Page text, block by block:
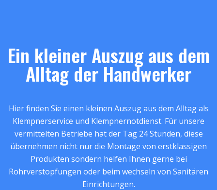
Ein kleiner Auszug aus dem
Alltag der Handwerker
Hier finden Sie einen kleinen Auszug aus dem Alltag als
Klempnerservice und Klempnernotdienst. Für unsere
vermittelten Betriebe hat der Tag 24 Stunden, diese
übernehmen nicht nur die Montage von erstklassigen
Produkten sondern helfen Ihnen gerne bei
Rohrverstopfungen oder beim wechseln von Sanitären
Einrichtungen.